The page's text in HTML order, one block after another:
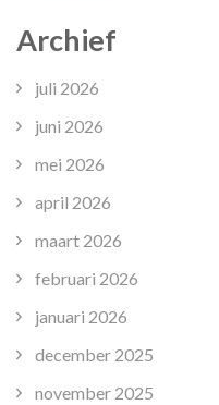
Archief
juli 2026
juni 2026
mei 2026
april 2026
maart 2026
februari 2026
januari 2026
december 2025
november 2025